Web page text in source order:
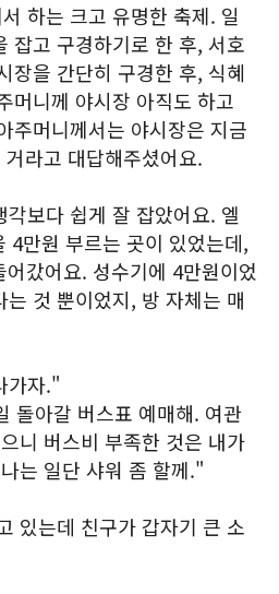
하는 크고 유명한 축제. 일
잡고 구경하기로 한 후, 서호
장을 간단히 구경한 후, 식혜
머니께 야시장 아직도 하고
주머니께서는 야시장은 지금
라고 대답해주셨어요.
보다 쉽게 잘 잡았어요. 엘
4만원 부르는 곳이 있었는데,
갔어요. 성수기에 4만원이었
것 뿐이었지, 방 자체는 매
가자."
돌아갈 버스표 예매해. 여관
니 버스비 부족한 것은 내가
는 일단 샤워 좀 할께."
있는데 친구가 갑자기 큰 소